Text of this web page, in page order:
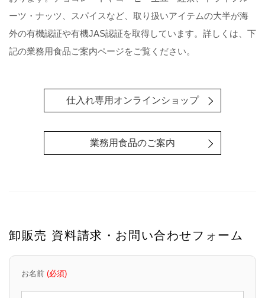
ーツ・ナッツ、スパイスなど、取り扱いアイテムの大半が海
外の有機認証や有機JAS認証を取得しています。詳しくは、下
記の業務用食品ご案内ページをご覧ください。
仕入れ専用オンラインショップ
業務用食品のご案内
卸販売 資料請求・お問い合わせフォーム
お名前 (必須)